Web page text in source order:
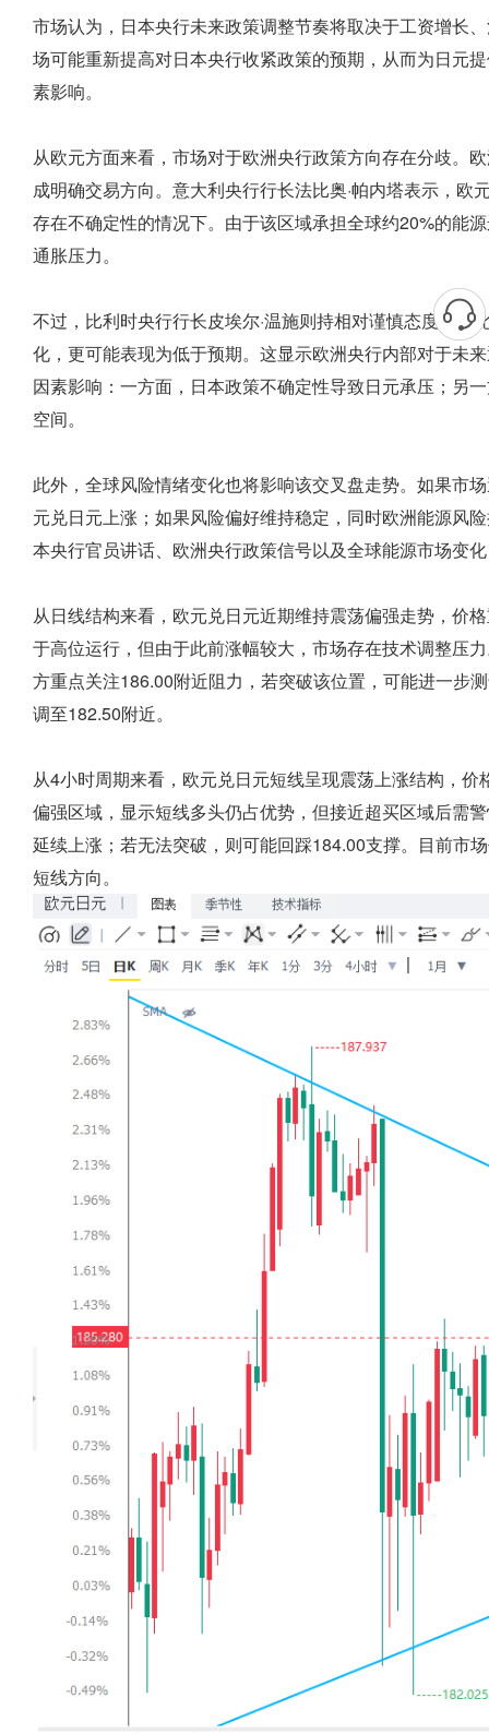
市场认为，日本央行未来政策调整节奏将取决于工资增长
场可能重新提高对日本央行收紧政策的预期，从而为日元
素影响。
从欧元方面来看，市场对于欧洲央行政策方向存在分歧。
成明确交易方向。意大利央行行长法比奥·帕内塔表示，
存在不确定性的情况下。由于该区域承担全球约20%的能
通胀压力。
不过，比利时央行行长皮埃尔·温施则持相对谨慎态度。
化，更可能表现为低于预期。这显示欧洲央行内部对于未
因素影响：一方面，日本政策不确定性导致日元承压；另
空间。
此外，全球风险情绪变化也将影响该交叉盘走势。如果市
元兑日元上涨；如果风险偏好维持稳定，同时欧洲能源风
本央行官员讲话、欧洲央行政策信号以及全球能源市场变
从日线结构来看，欧元兑日元近期维持震荡偏强走势，价
于高位运行，但由于此前涨幅较大，市场存在技术调整压
方重点关注186.00附近阻力，若突破该位置，可能进一步
调至182.50附近。
从4小时周期来看，欧元兑日元短线呈现震荡上涨结构，
偏强区域，显示短线多头仍占优势，但接近超买区域后需
延续上涨；若无法突破，则可能回踩184.00支撑。目前市
短线方向。